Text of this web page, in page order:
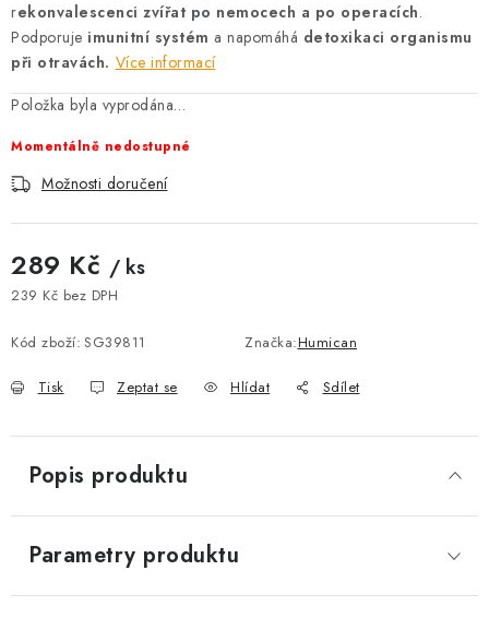
Kontakt Možnosti dopravy
Hodnocení obchodu
Obchodní podmínky
Zásady zpracování osobních údajů
Věrnostní slevy
rekonvalescenci zvířat po nemocech a po operacích.
Podporuje imunitní systém a napomáhá detoxikaci organismu
při otravách. Více informací
Položka byla vyprodána…
Momentálně nedostupné
Možnosti doručení
289 Kč / ks
239 Kč bez DPH
Kód zboží: SG39811 Značka:Humican
Tisk Zeptat se Hlídat Sdílet
Popis produktu
Parametry produktu